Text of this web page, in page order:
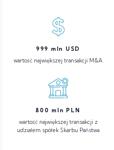
999 mln USD
wartość największej transakcji M&A
800 mln PLN
wartość największej transakcji z
udziałem spółek Skarbu Państwa